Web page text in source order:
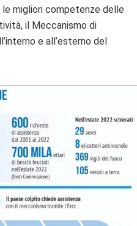
migliori competenze delle
il Meccanismo di
e all’esterno del